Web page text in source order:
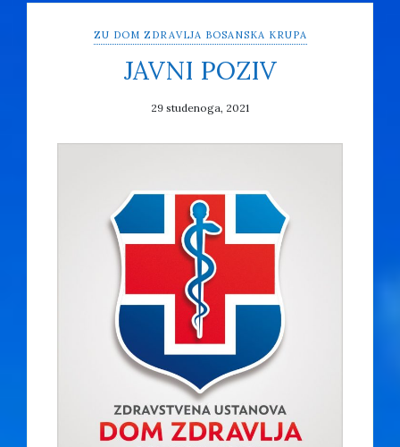
ZU DOM ZDRAVLJA BOSANSKA KRUPA
JAVNI POZIV
29 studenoga, 2021